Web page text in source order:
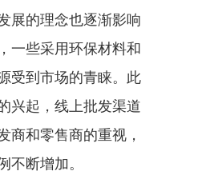
展的理念也逐渐影响
一些采用环保材料和
受到市场的青睐。此
兴起，线上批发渠道
商和零售商的重视，
不断增加。